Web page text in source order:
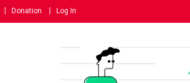
Donation Log In